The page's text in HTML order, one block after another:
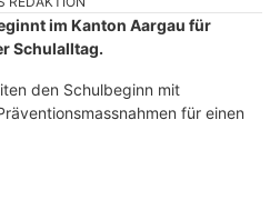
im Kanton Aargau für
Schulalltag.
den Schulbeginn mit
für einen